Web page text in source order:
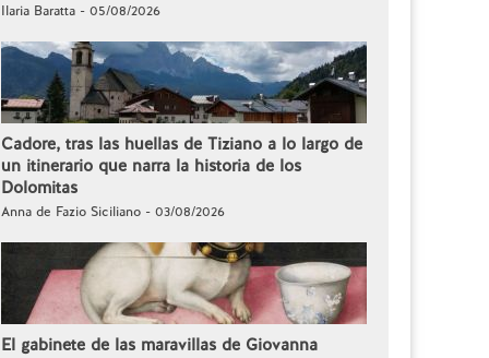
Ilaria Baratta - 05/08/2026
Cadore, tras las huellas de Tiziano a lo largo de
un itinerario que narra la historia de los
Dolomitas
Anna de Fazio Siciliano - 03/08/2026
El gabinete de las maravillas de Giovanna